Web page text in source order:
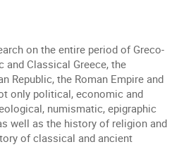
on the entire period of Greco-
and Classical Greece, the
Republic, the Roman Empire and
only political, economic and
numismatic, epigraphic
well as the history of religion and
of classical and ancient